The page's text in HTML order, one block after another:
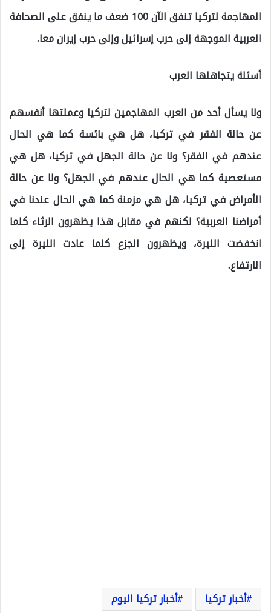
المهاجمة لتركيا تنفق الآن 100 ضعف ما ينفق على الصحافة
العربية الموجهة إلى حرب إسرائيل وإلى حرب إيران معا.
أسئلة يتجاهلها العرب
ولا يسأل أحد من العرب المهاجمين لتركيا وعملتها أنفسهم
عن حالة الفقر في تركيا، هل هي بائسة كما هي الحال
عندهم في الفقر؟ ولا عن حالة الجهل في تركيا، هل هي
مستعصية كما هي الحال عندهم في الجهل؟ ولا عن حالة
الأمراض في تركيا، هل هي مزمنة كما هي الحال عندنا في
أمراضنا العربية؟ لكنهم في مقابل هذا يظهرون الرثاء كلما
انخفضت الليرة، ويظهرون الجزع كلما عادت الليرة إلى
الارتفاع.
أخبار تركيا
أخبار تركيا اليوم